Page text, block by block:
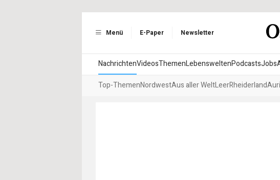
Menü E-Paper Newsletter
NachrichtenVideosThemenLebensweltenPodcastsJobs
Top-ThemenNordwestAus aller WeltLeerRheiderland